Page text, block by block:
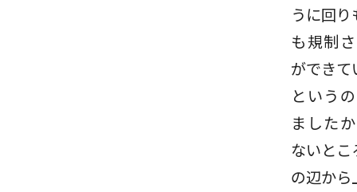
うに回
も規制
ができて
という
ました
ないと
の辺か